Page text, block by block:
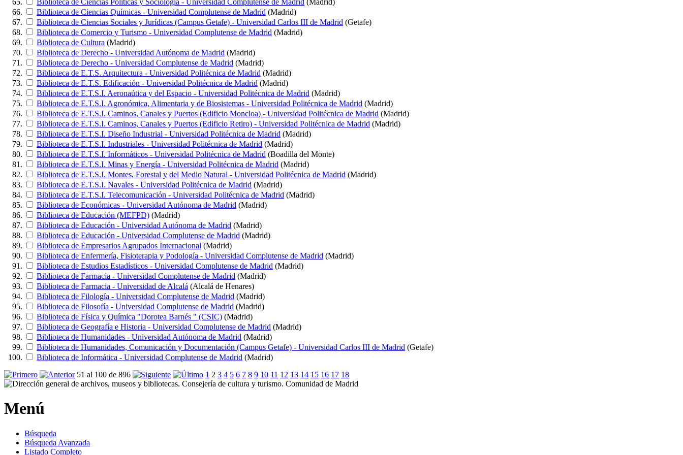
Biblioteca de Ciencias Químicas - Universidad Complutense de Madrid (Madrid)
Biblioteca de Ciencias Sociales y Jurídicas (Campus Getafe) - Universidad Carlos III de Madrid (Getafe)
Biblioteca de Comercio y Turismo - Universidad Complutense de Madrid (Madrid)
Biblioteca de Cultura (Madrid)
Biblioteca de Derecho - Universidad Autónoma de Madrid (Madrid)
Biblioteca de Derecho - Universidad Complutense de Madrid (Madrid)
Biblioteca de E.T.S. Arquitectura - Universidad Politécnica de Madrid (Madrid)
Biblioteca de E.T.S. Edificación - Universidad Politécnica de Madrid (Madrid)
Biblioteca de E.T.S.I. Aeronaútica y del Espacio - Universidad Politécnica de Madrid (Madrid)
Biblioteca de E.T.S.I. Agronómica, Alimentaria y de Biosistemas - Universidad Politécnica de Madrid (Madrid)
Biblioteca de E.T.S.I. Caminos, Canales y Puertos (Edificio Moncloa) - Universidad Politécnica de Madrid (Madrid)
Biblioteca de E.T.S.I. Caminos, Canales y Puertos (Edificio Retiro) - Universidad Politécnica de Madrid (Madrid)
Biblioteca de E.T.S.I. Diseño Industrial - Universidad Politécnica de Madrid (Madrid)
Biblioteca de E.T.S.I. Industriales - Universidad Politécnica de Madrid (Madrid)
Biblioteca de E.T.S.I. Informáticos - Universidad Politécnica de Madrid (Boadilla del Monte)
Biblioteca de E.T.S.I. Minas y Energía - Universidad Politécnica de Madrid (Madrid)
Biblioteca de E.T.S.I. Montes, Forestal y del Medio Natural - Universidad Politécnica de Madrid (Madrid)
Biblioteca de E.T.S.I. Navales - Universidad Politécnica de Madrid (Madrid)
Biblioteca de E.T.S.I. Telecomunicación - Universidad Politécnica de Madrid (Madrid)
Biblioteca de Económicas - Universidad Autónoma de Madrid (Madrid)
Biblioteca de Educación (MEFPD) (Madrid)
Biblioteca de Educación - Universidad Autónoma de Madrid (Madrid)
Biblioteca de Educación - Universidad Complutense de Madrid (Madrid)
Biblioteca de Empresarios Agrupados Internacional (Madrid)
Biblioteca de Enfermería, Fisioterapia y Podología - Universidad Complutense de Madrid (Madrid)
Biblioteca de Estudios Estadísticos - Universidad Complutense de Madrid (Madrid)
Biblioteca de Farmacia - Universidad Complutense de Madrid (Madrid)
Biblioteca de Farmacia - Universidad de Alcalá (Alcalá de Henares)
Biblioteca de Filología - Universidad Complutense de Madrid (Madrid)
Biblioteca de Filosofía - Universidad Complutense de Madrid (Madrid)
Biblioteca de Física y Química "Dorotea Barnés " (CSIC) (Madrid)
Biblioteca de Geografía e Historia - Universidad Complutense de Madrid (Madrid)
Biblioteca de Humanidades - Universidad Autónoma de Madrid (Madrid)
Biblioteca de Humanidades, Comunicación y Documentación (Campus Getafe) - Universidad Carlos III de Madrid (Getafe)
Biblioteca de Informática - Universidad Complutense de Madrid (Madrid)
51 al 100 de 896
1 2 3 4 5 6 7 8 9 10 11 12 13 14 15 16 17 18
Menú
Búsqueda
Búsqueda Avanzada
Listado Completo